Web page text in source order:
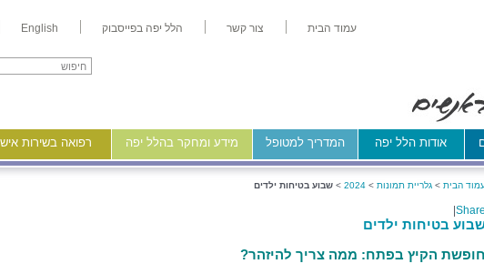
עמוד הבית צור קשר הלל יפה בפייסבוק English
אודות הלל יפה המדריך למטופל מידע ומחקר בהלל יפה רפואה בשירות
הבית > גלריית תמונות >
2024
> שבוע בטיחות ילדים
Share
בטיחות ילדים
חופשת הקיץ בפתח: ממה צריך להיזהר?